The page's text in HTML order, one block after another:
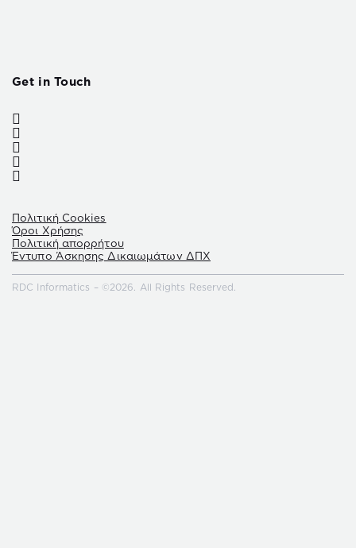
Get in Touch
Πολιτική Cookies
Όροι Χρήσης
Πολιτική απορρήτου
Έντυπο Άσκησης Δικαιωμάτων ΔΠΧ
RDC Informatics – ©2026. All Rights Reserved.